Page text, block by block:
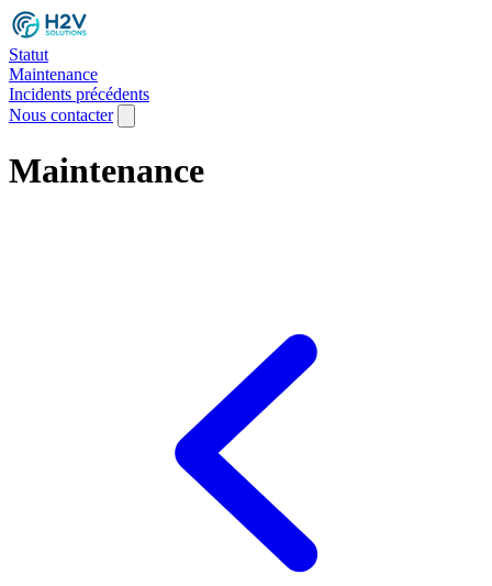
Statut
Maintenance
Incidents précédents
Nous contacter
Maintenance